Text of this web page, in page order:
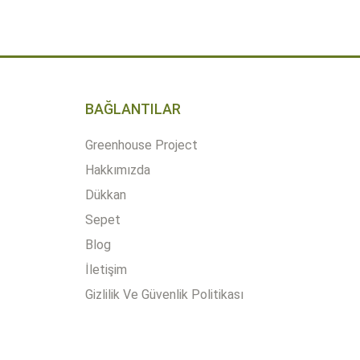
BAĞLANTILAR
Greenhouse Project
Hakkımızda
Dükkan
Sepet
Blog
İletişim
Gizlilik Ve Güvenlik Politikası